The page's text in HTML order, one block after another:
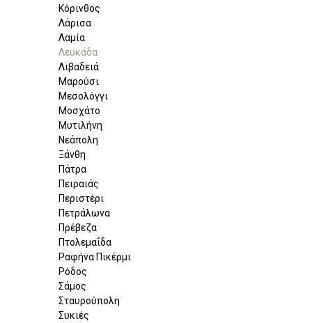
Κόρινθος
Λάρισα
Λαμία
Λευκάδα
Λιβαδειά
Μαρούσι
Μεσολόγγι
Μοσχάτο
Μυτιλήνη
Νεάπολη
Ξάνθη
Πάτρα
Πειραιάς
Περιστέρι
Πετράλωνα
Πρέβεζα
Πτολεμαΐδα
Ραφήνα Πικέρμι
Ρόδος
Σάμος
Σταυρούπολη
Συκιές